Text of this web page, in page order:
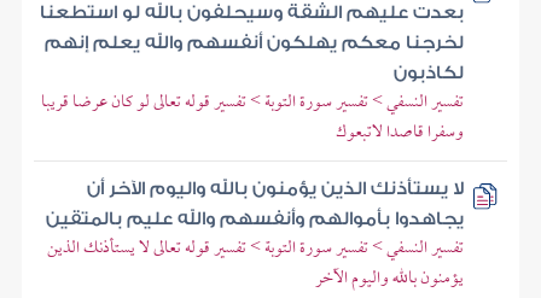
بعدت عليهم الشقة وسيحلفون بالله لو استطعنا
لخرجنا معكم يهلكون أنفسهم والله يعلم إنهم
لكاذبون
تفسير النسفي > تفسير سورة التوبة > تفسير قوله تعالى لو كان عرضا قريبا
وسفرا قاصدا لاتبعوك
لا يستأذنك الذين يؤمنون بالله واليوم الآخر أن
يجاهدوا بأموالهم وأنفسهم والله عليم بالمتقين
تفسير النسفي > تفسير سورة التوبة > تفسير قوله تعالى لا يستأذنك الذين
يؤمنون بالله واليوم الآخر